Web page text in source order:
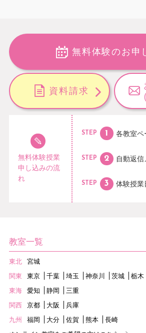
無料体験のお申
資料請求
無料体験授業
申し込みの流
れ
STEP 各教室
STEP 自動返
STEP 体験授業
教室一覧
東北
宮城
関東
東京 千葉 埼玉 神奈川 茨城
栃木
東海
愛知 静岡
三重
関西
京都 大阪
兵庫
九州
福岡 大分 佐賀 熊本
長崎